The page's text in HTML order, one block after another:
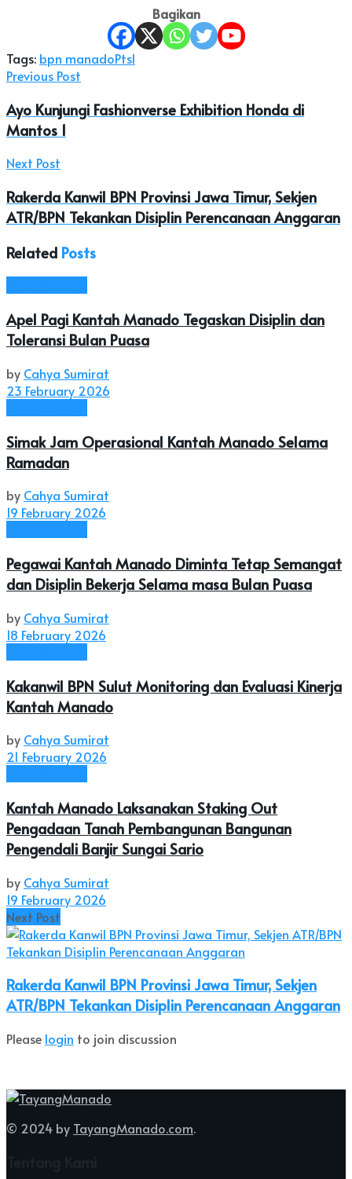
Bagikan
Tags: bpn manadoPtsl
Previous Post
Ayo Kunjungi Fashionverse Exhibition Honda di
Mantos 1
Next Post
Rakerda Kanwil BPN Provinsi Jawa Timur, Sekjen
ATR/BPN Tekankan Disiplin Perencanaan Anggaran
Related Posts
Apel Pagi Kantah Manado Tegaskan Disiplin dan
Toleransi Bulan Puasa
by Cahya Sumirat
23 February 2026
Simak Jam Operasional Kantah Manado Selama
Ramadan
by Cahya Sumirat
19 February 2026
Pegawai Kantah Manado Diminta Tetap Semangat
dan Disiplin Bekerja Selama masa Bulan Puasa
by Cahya Sumirat
18 February 2026
Kakanwil BPN Sulut Monitoring dan Evaluasi Kinerja
Kantah Manado
by Cahya Sumirat
21 February 2026
Kantah Manado Laksanakan Staking Out
Pengadaan Tanah Pembangunan Bangunan
Pengendali Banjir Sungai Sario
by Cahya Sumirat
19 February 2026
Next Post
Rakerda Kanwil BPN Provinsi Jawa Timur, Sekjen
ATR/BPN Tekankan Disiplin Perencanaan Anggaran
Please login to join discussion
© 2024 by TayangManado.com.